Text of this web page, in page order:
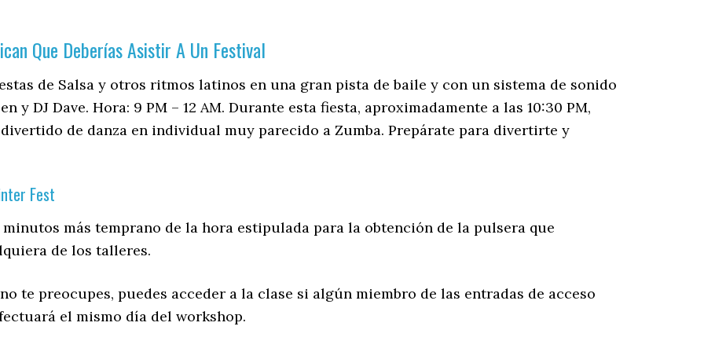
Que Deberías Asistir A Un Festival
de Salsa y otros ritmos latinos en una gran pista de baile y con un sistema de sonido
y DJ Dave. Hora: 9 PM – 12 AM. Durante esta fiesta, aproximadamente a las 10:30 PM,
de danza en individual muy parecido a Zumba. Prepárate para divertirte y
Fest
más temprano de la hora estipulada para la obtención de la pulsera que
de los talleres.
te preocupes, puedes acceder a la clase si algún miembro de las entradas de acceso
el mismo día del workshop.